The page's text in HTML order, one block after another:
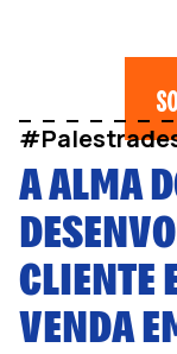
A ALMA
CLIENTE
VENDA